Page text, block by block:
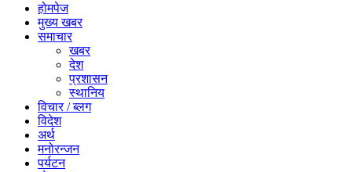
होमपेज
मुख्य खबर
समाचार
खबर
देश
प्रशासन
स्थानिय
विचार / ब्लग
विदेश
अर्थ
मनोरन्जन
पर्यटन